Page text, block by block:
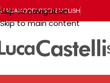
Skip to navigation
Skip to main content
ITALIANODEUTSCHENGLISH